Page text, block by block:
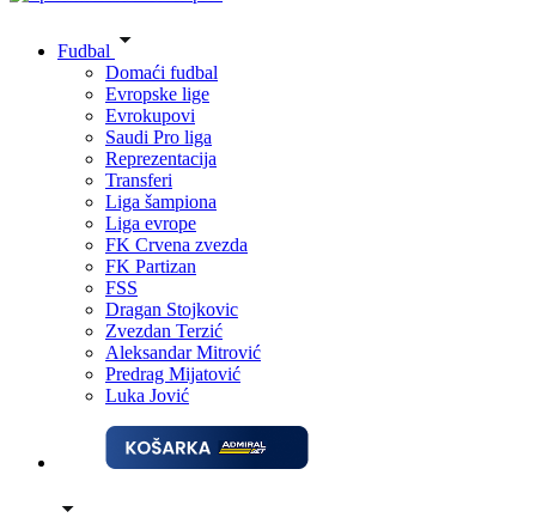
Fudbal
Domaći fudbal
Evropske lige
Evrokupovi
Saudi Pro liga
Reprezentacija
Transferi
Liga šampiona
Liga evrope
FK Crvena zvezda
FK Partizan
FSS
Dragan Stojkovic
Zvezdan Terzić
Aleksandar Mitrović
Predrag Mijatović
Luka Jović